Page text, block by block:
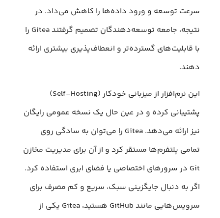
سرعت توسعه و ورود داده‌ها را کاهش می‌داد. در
نتیجه، جامعه توسعه‌دهندگان تصمیم گرفتند Gitea را
با قابلیت‌های گسترده‌تر و انعطاف‌پذیری بیشتری ارائه
دهند.
این نرم‌افزار از میزبانی خودکار (Self-Hosting)
پشتیبانی کرده و در عین حال یک نسخه عمومی رایگان
نیز ارائه می‌دهد. Gitea را می‌توان به سادگی روی
تمامی پلتفرم‌ها مستقر کرد و از آن برای مدیریت مخازن
Git در سرورهای اختصاصی یا فضای ابری استفاده کرد.
اگر به دنبال جایگزینی سبک، سریع و کم مصرف برای
سرویس‌هایی مانند GitHub هستید، Gitea یکی از